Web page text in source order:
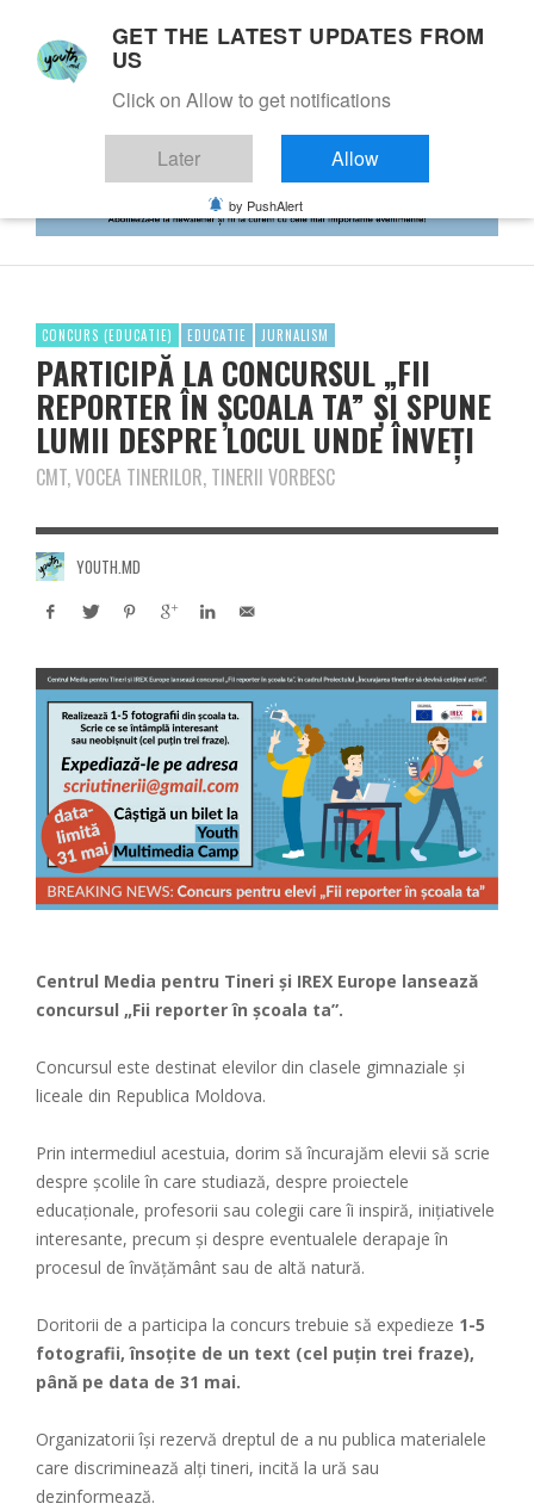
CONCURS (EDUCATIE) EDUCATIE JURNALISM
PARTICIPĂ LA CONCURSUL „FII
REPORTER ÎN ȘCOALA TA” ŞI SPUNE
LUMII DESPRE LOCUL UNDE ÎNVEȚI
CMT, VOCEA TINERILOR, TINERII VORBESC
YOUTH.MD
Centrul Media pentru Tineri și IREX Europe lansează
concursul „Fii reporter în şcoala ta”.
Concursul este destinat elevilor din clasele gimnaziale și
liceale din Republica Moldova.
Prin intermediul acestuia, dorim să încurajăm elevii să scrie
despre şcolile în care studiază, despre proiectele
educaţionale, profesorii sau colegii care îi inspiră, inițiativele
interesante, precum și despre eventualele derapaje în
procesul de învăţământ sau de altă natură.
Doritorii de a participa la concurs trebuie să expedieze 1-5
fotografii, însoțite de un text (cel puțin trei fraze),
până pe data de 31 mai.
Organizatorii își rezervă dreptul de a nu publica materialele
care discriminează alți tineri, incită la ură sau
dezinformează.
GET THE LATEST UPDATES FROM
US
Click on Allow to get notifications
Later Allow
by PushAlert